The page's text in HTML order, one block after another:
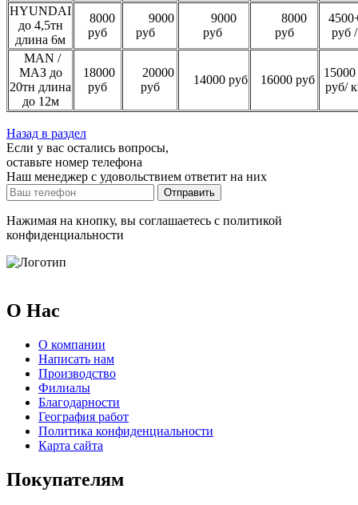
HYUNDAI
до 4,5тн
длина 6м
8000
руб
9000
руб
9000
руб
8000
руб
руб
MAN /
МАЗ до
20тн длина
до 12м
18000
руб
20000
руб
14000 руб 16000 руб
Назад в раздел
Если у вас остались вопросы,
оставьте номер телефона
Наш менеджер с удовольствием ответит на них
Отправить
Нажимая на кнопку, вы соглашаетесь с политикой
конфиденциальности
О Нас
О компании
Написать нам
Производство
Филиалы
Благодарности
География работ
Политика конфиденциальности
Карта сайта
Покупателям